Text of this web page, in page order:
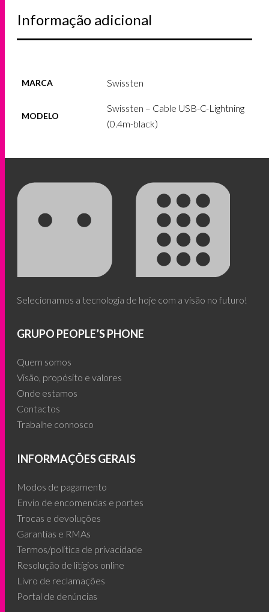
Informação adicional
MARCA Swissten
MODELO
Swissten – Cable USB-C-Lightning
(0.4m-black)
Selecionamos a tecnologia de hoje com a visão no futuro!
GRUPO PEOPLE’S PHONE
Quem somos
Visão, propósito e valores
Onde estamos
Contactos
Trabalhe connosco
INFORMAÇÕES GERAIS
Modos de pagamento
Envio de encomendas e portes
Trocas e devoluções
Garantias e RMAs
Termos/política de privacidade
Resolução de litígios online
Livro de reclamações
Portal de denúncias